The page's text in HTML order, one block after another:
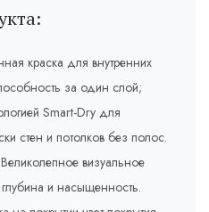
краска для внутренних
за один слой;
Smart-Dry для
стен и потолков без полос.
визуальное
глубина и насыщенность.